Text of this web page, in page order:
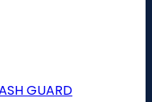
GUARD